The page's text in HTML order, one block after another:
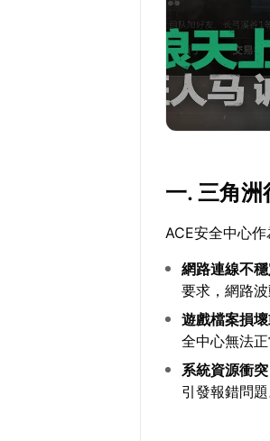
一. 三角洲
ACE安全中心
網路連線不
要求，網路
遊戲檔案損
全中心無法正
系統資源衝突
引發報錯問題